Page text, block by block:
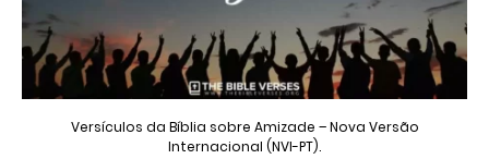
Versículos da Bíblia sobre Amizade – Nova Versão
Internacional (NVI-PT).